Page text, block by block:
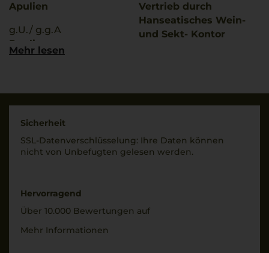
Apulien
g.U./ g.g.A
Puglia
Tipica
Rebsorten
30% Primitivo
Alkoholgehalt
Vertrieb durch
Hanseatisches Wein-
und Sekt- Kontor
SRL, Corato, Italia
Italien
trocken
Mehr lesen
Sicherheit
SSL-Daten­verschlüs­selung: Ihre Daten können
nicht von Unbe­fugten gelesen werden.
Hervorragend
Über 10.000 Bewertungen auf
Mehr Informationen